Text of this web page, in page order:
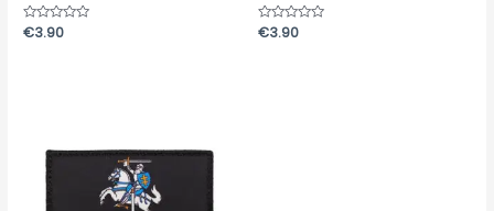
Įvertinimas:
0
€3.90
Įvertinimas:
0
€3.90